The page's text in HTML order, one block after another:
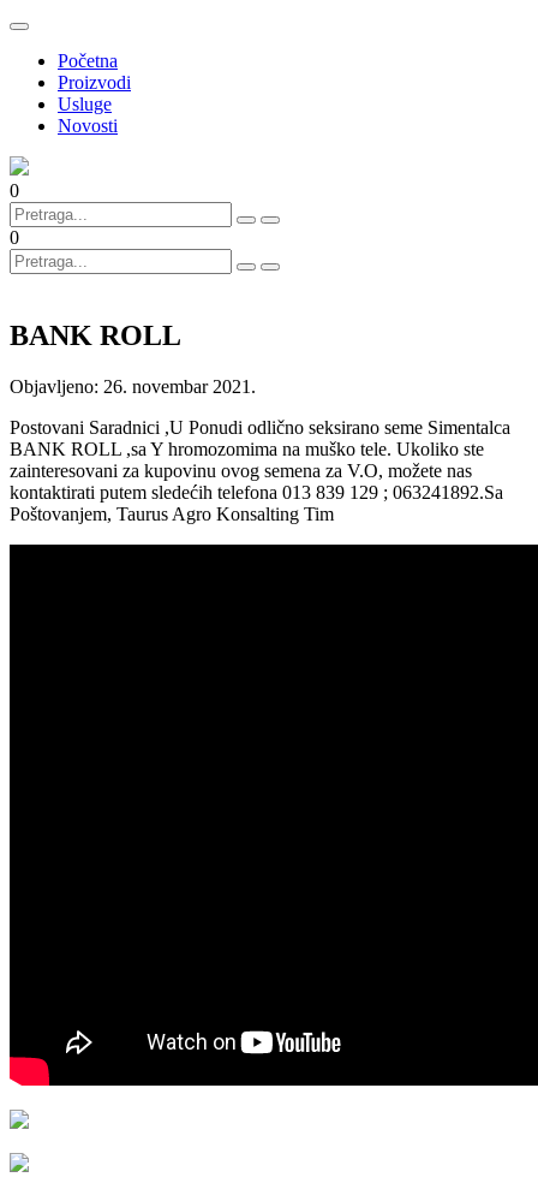
Početna
Proizvodi
Usluge
Novosti
0
0
BANK ROLL
Objavljeno: 26. novembar 2021.
Postovani Saradnici ,U Ponudi odlično seksirano seme Simentalca
BANK ROLL ,sa Y hromozomima na muško tele. Ukoliko ste
zainteresovani za kupovinu ovog semena za V.O, možete nas
kontaktirati putem sledećih telefona 013 839 129 ; 063241892.Sa
Poštovanjem, Taurus Agro Konsalting Tim